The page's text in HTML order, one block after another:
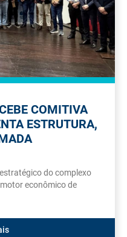
COMITIVA
ESTRUTURA,
do complexo
econômico de